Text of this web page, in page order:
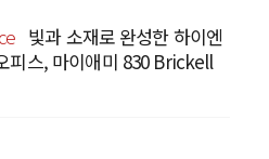
빛과 소재로 완성한 하이엔
피스, 마이애미 830 Brickell